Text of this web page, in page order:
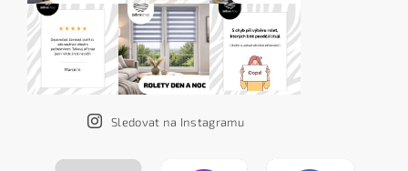
Sledovat na Instagramu